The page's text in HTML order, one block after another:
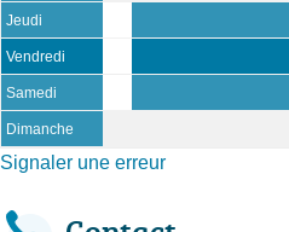
Jeudi
Vendredi
Samedi
Dimanche
Signaler une erreur